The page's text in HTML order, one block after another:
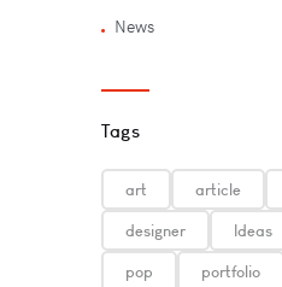
News
Tags
art article
designer Ideas
pop portfolio